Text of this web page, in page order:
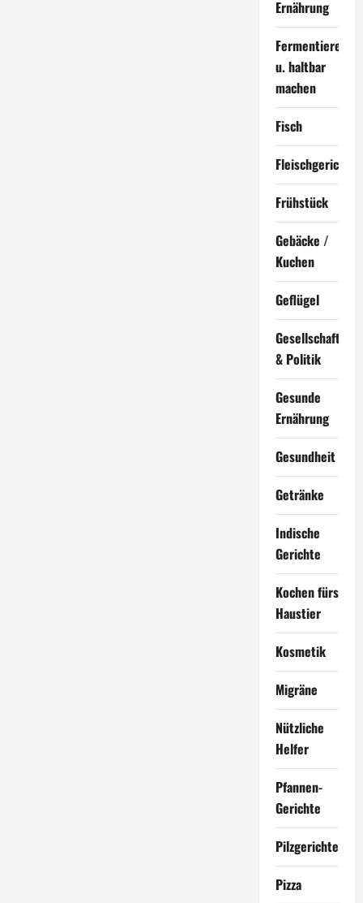
Ernährung
Fermentieren
u. haltbar
machen
Fisch
Fleischgerichte
Frühstück
Gebäcke /
Kuchen
Geflügel
Gesellschaft
& Politik
Gesunde
Ernährung
Gesundheit
Getränke
Indische
Gerichte
Kochen fürs
Haustier
Kosmetik
Migräne
Nützliche
Helfer
Pfannen-
Gerichte
Pilzgerichte
Pizza